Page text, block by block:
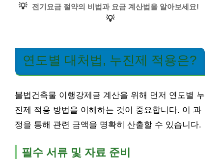
💡 전기요금 절약의 비법과 요금 계산법을 알아보세요!
💡
연도별 대처법, 누진제 적용은?
불법건축물 이행강제금 계산을 위해 먼저 연도별 누
진제 적용 방법을 이해하는 것이 중요합니다. 이 과
정을 통해 관련 금액을 명확히 산출할 수 있습니다.
필수 서류 및 자료 준비